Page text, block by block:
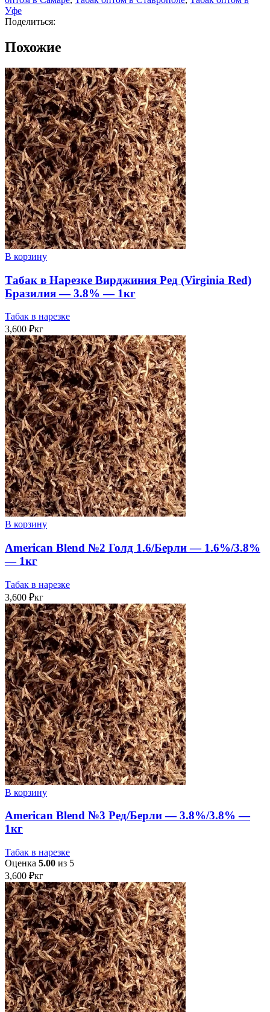
Уфе
Поделиться:
Похожие
В корзину
Табак в Нарезке Вирджиния Ред (Virginia Red)
Бразилия — 3.8% — 1кг
Табак в нарезке
3,600 ₽кг
В корзину
American Blend №2 Голд 1.6/Берли — 1.6%/3.8%
— 1кг
Табак в нарезке
3,600 ₽кг
В корзину
American Blend №3 Ред/Берли — 3.8%/3.8% —
1кг
Табак в нарезке
Оценка 5.00 из 5
3,600 ₽кг